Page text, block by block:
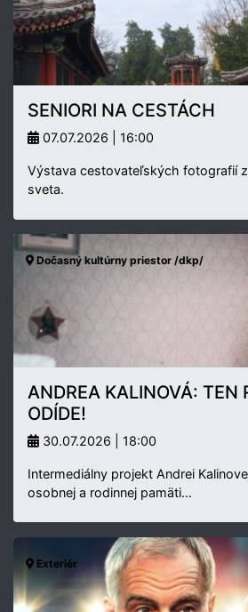
SENIORI NA CESTÁCH
07.07.2026 | 16:00
Výstava cestovateľských fotografií
sveta.
Dočasný kultúrny priestor /dkp/
ANDREA KALINOVÁ: TEN
ODÍDE!
30.07.2026 | 18:00
Intermediálny projekt Andrei
osobnej a rodinnej pamäti…
Exteriér